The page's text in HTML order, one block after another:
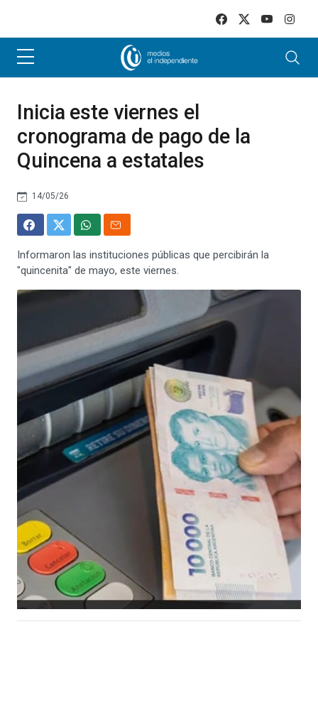
Inicia este viernes el
cronograma de pago de la
Quincena a estatales
14/05/26
Informaron las instituciones públicas que percibirán la
"quincenita" de mayo, este viernes.